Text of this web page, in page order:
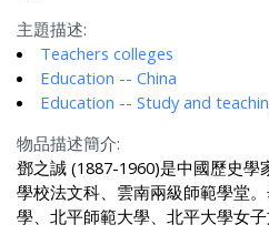
主題描述:
Teachers colleges
Education -- China
Education -- Study and
物品描述簡介:
鄧之誠 (1887-1960)是中國歷史
學校法文科、雲南兩級師範學堂
學、北平師範大學、北平大學女子